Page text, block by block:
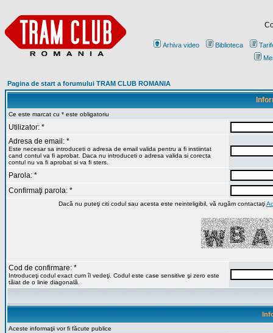
Arhiva video Biblioteca
Pagina de start a forumului TRAM CLUB ROMANIA
Ce este marcat cu * este obligatoriu
Utilizator: *
Adresa de email: *
Este necesar sa introduceti o adresa de email valida pentru a fi instiintat
cand contul va fi aprobat. Daca nu introduceti o adresa valida si corecta
contul nu va fi aprobat si va fi sters.
Parola: *
Confirmaţi parola: *
Dacă nu puteţi citi codul sau acesta este neinteligibil, vă rugăm contactaţi
Cod de confirmare: *
Introduceţi codul exact cum îl vedeţi. Codul este case sensitive şi zero este
tăiat de o linie diagonală.
Aceste informaţii vor fi făcute publice